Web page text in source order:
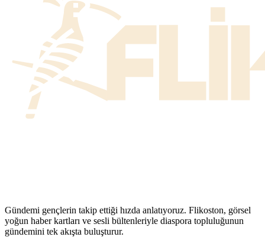
Gündemi gençlerin takip ettiği hızda anlatıyoruz. Flikoston, görsel
yoğun haber kartları ve sesli bültenleriyle diaspora topluluğunun
gündemini tek akışta buluşturur.